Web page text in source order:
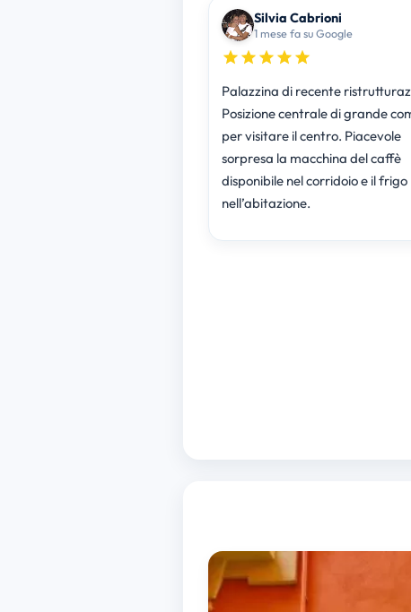
Silvia Cabrioni
1 mese fa su Google
Palazzina di recente
Posizione centrale di grande
per visitare il centro. Piacevole
sorpresa la macchina del caffè
disponibile nel corridoio e il frigo
nell’abitazione.